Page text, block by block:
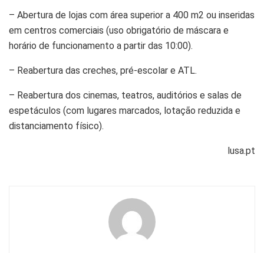
– Abertura de lojas com área superior a 400 m2 ou inseridas
em centros comerciais (uso obrigatório de máscara e
horário de funcionamento a partir das 10:00).
– Reabertura das creches, pré-escolar e ATL.
– Reabertura dos cinemas, teatros, auditórios e salas de
espetáculos (com lugares marcados, lotação reduzida e
distanciamento físico).
lusa.pt